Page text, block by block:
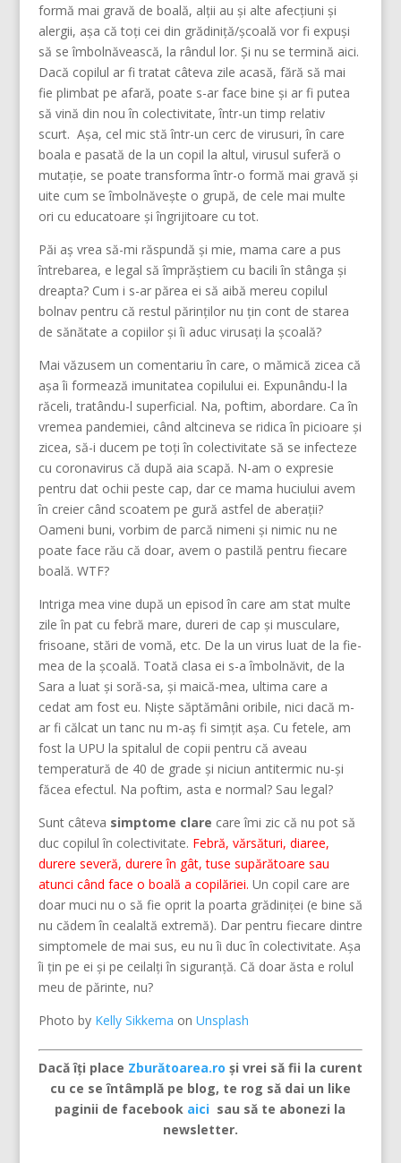
formă mai gravă de boală, alții au și alte afecțiuni și
alergii, așa că toți cei din grădiniță/școală vor fi expuși
să se îmbolnăvească, la rândul lor. Și nu se termină aici.
Dacă copilul ar fi tratat câteva zile acasă, fără să mai
fie plimbat pe afară, poate s-ar face bine și ar fi putea
să vină din nou în colectivitate, într-un timp relativ
scurt. Așa, cel mic stă într-un cerc de virusuri, în care
boala e pasată de la un copil la altul, virusul suferă o
mutație, se poate transforma într-o formă mai gravă și
uite cum se îmbolnăvește o grupă, de cele mai multe
ori cu educatoare și îngrijitoare cu tot.
Păi aș vrea să-mi răspundă și mie, mama care a pus
întrebarea, e legal să împrăștiem cu bacili în stânga și
dreapta? Cum i s-ar părea ei să aibă mereu copilul
bolnav pentru că restul părinților nu țin cont de starea
de sănătate a copiilor și îi aduc virusați la școală?
Mai văzusem un comentariu în care, o mămică zicea că
așa îi formează imunitatea copilului ei. Expunându-l la
răceli, tratându-l superficial. Na, poftim, abordare. Ca în
vremea pandemiei, când altcineva se ridica în picioare și
zicea, să-i ducem pe toți în colectivitate să se infecteze
cu coronavirus că după aia scapă. N-am o expresie
pentru dat ochii peste cap, dar ce mama huciului avem
în creier când scoatem pe gură astfel de aberații?
Oameni buni, vorbim de parcă nimeni și nimic nu ne
poate face rău că doar, avem o pastilă pentru fiecare
boală. WTF?
Intriga mea vine după un episod în care am stat multe
zile în pat cu febră mare, dureri de cap și musculare,
frisoane, stări de vomă, etc. De la un virus luat de la fie-
mea de la școală. Toată clasa ei s-a îmbolnăvit, de la
Sara a luat și soră-sa, și maică-mea, ultima care a
cedat am fost eu. Niște săptămâni oribile, nici dacă m-
ar fi călcat un tanc nu m-aș fi simțit așa. Cu fetele, am
fost la UPU la spitalul de copii pentru că aveau
temperatură de 40 de grade și niciun antitermic nu-și
făcea efectul. Na poftim, asta e normal? Sau legal?
Sunt câteva simptome clare care îmi zic că nu pot să
duc copilul în colectivitate. Febră, vărsături, diaree,
durere severă, durere în gât, tuse supărătoare sau
atunci când face o boală a copilăriei. Un copil care are
doar muci nu o să fie oprit la poarta grădiniței (e bine să
nu cădem în cealaltă extremă). Dar pentru fiecare dintre
simptomele de mai sus, eu nu îi duc în colectivitate. Așa
îi țin pe ei și pe ceilalți în siguranță. Că doar ăsta e rolul
meu de părinte, nu?
Photo by Kelly Sikkema on Unsplash
Dacă îți place Zburătoarea.ro și vrei să fii la curent
cu ce se întâmplă pe blog, te rog să dai un like
paginii de facebook aici sau să te abonezi la
newsletter.